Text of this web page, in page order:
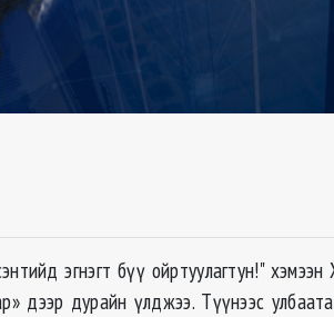
эгнэгт бүү ойртуулагтун!"
дээр дурайн үлджээ. Түүнээс